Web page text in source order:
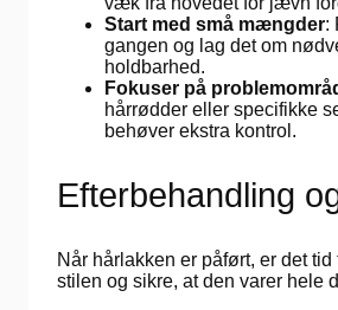
Start med små mængder:
gangen og lag det om
holdbarhed.
Fokuser på
hårrødder eller specifikke
behøver ekstra kontrol.
Efterbehandling
Når hårlakken er påført, er det
stilen og sikre, at den varer hele